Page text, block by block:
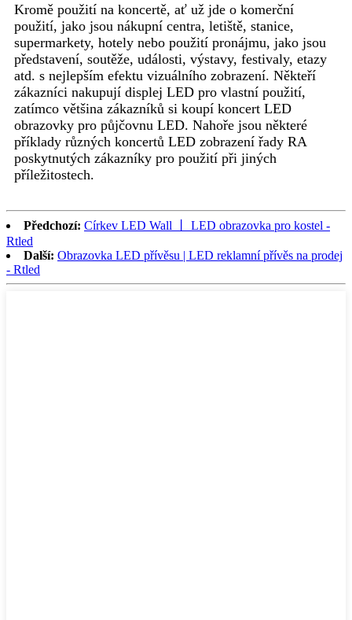
Kromě použití na koncertě, ať už jde o komerční
použití, jako jsou nákupní centra, letiště, stanice,
supermarkety, hotely nebo použití pronájmu, jako jsou
představení, soutěže, události, výstavy, festivaly, etazy
atd. s nejlepším efektu vizuálního zobrazení. Někteří
zákazníci nakupují displej LED pro vlastní použití,
zatímco většina zákazníků si koupí koncert LED
obrazovky pro půjčovnu LED. Nahoře jsou některé
příklady různých koncertů LED zobrazení řady RA
poskytnutých zákazníky pro použití při jiných
příležitostech.
Předchozí: Církev LED Wall 丨 LED obrazovka pro kostel -
Rtled
Další: Obrazovka LED přívěsu | LED reklamní přívěs na prodej
- Rtled